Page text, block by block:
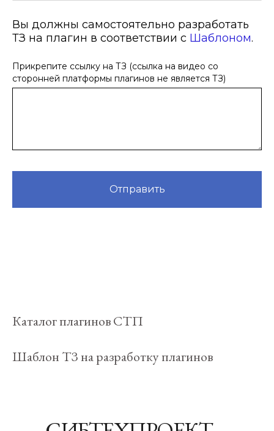
Вы должны самостоятельно разработать
ТЗ на плагин в соответствии с Шаблоном.
Прикрепите ссылку на ТЗ (cсылка на видео со
сторонней платформы плагинов не является ТЗ)
Отправить
Каталог плагинов СТП
Шаблон ТЗ на разработку плагинов